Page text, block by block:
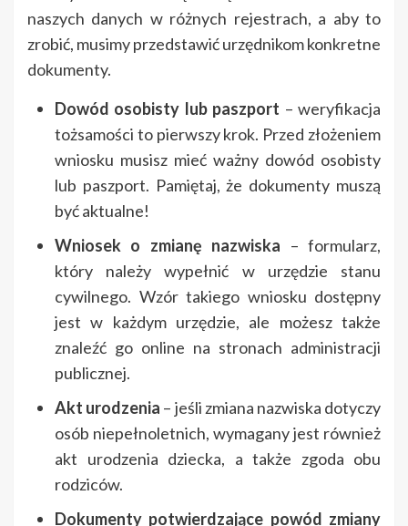
naszych danych w różnych rejestrach, a aby to
zrobić, musimy przedstawić urzędnikom konkretne
dokumenty.
Dowód osobisty lub paszport – weryfikacja
tożsamości to pierwszy krok. Przed złożeniem
wniosku musisz mieć ważny dowód osobisty
lub paszport. Pamiętaj, że dokumenty muszą
być aktualne!
Wniosek o zmianę nazwiska – formularz,
który należy wypełnić w urzędzie stanu
cywilnego. Wzór takiego wniosku dostępny
jest w każdym urzędzie, ale możesz także
znaleźć go online na stronach administracji
publicznej.
Akt urodzenia – jeśli zmiana nazwiska dotyczy
osób niepełnoletnich, wymagany jest również
akt urodzenia dziecka, a także zgoda obu
rodziców.
Dokumenty potwierdzające powód zmiany